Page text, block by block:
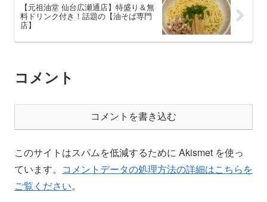
【元祖油堂 仙台広瀬通店】特盛り＆無
料ドリンク付き！話題の【油そば専門
店】
コメント
コメントを書き込む
このサイトはスパムを低減するために Akismet を使っ
ています。 コメントデータの処理方法の詳細はこちらを
ご覧ください。